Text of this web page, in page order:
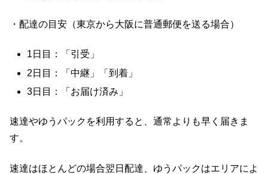
・配達の目安（東京から大阪に普通郵便を送る場合）
1日目：「引受」
2日目：「中継」「到着」
3日目：「お届け済み」
速達やゆうパックを利用すると、通常よりも早く届きま
す。
速達はほとんどの場合翌日配達、ゆうパックはエリアによ